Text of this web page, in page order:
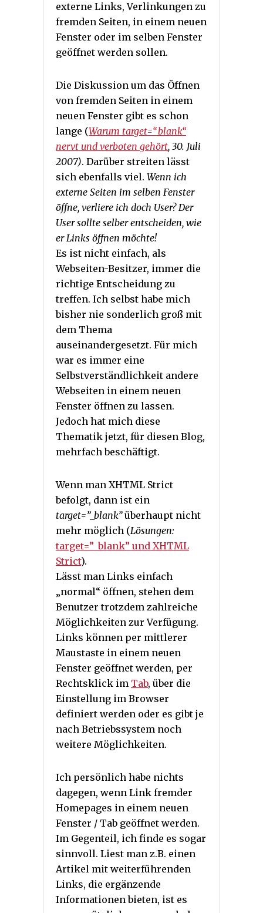
externe Links, Verlinkungen zu
fremden Seiten, in einem neuen
Fenster oder im selben Fenster
geöffnet werden sollen.
Die Diskussion um das Öffnen
von fremden Seiten in einem
neuen Fenster gibt es schon
lange (Warum target=“_blank“
nervt und verboten gehört, 30. Juli
2007). Darüber streiten lässt
sich ebenfalls viel. Wenn ich
externe Seiten im selben Fenster
öffne, verliere ich doch User? Der
User sollte selber entscheiden, wie
er Links öffnen möchte!
Es ist nicht einfach, als
Webseiten-Besitzer, immer die
richtige Entscheidung zu
treffen. Ich selbst habe mich
bisher nie sonderlich groß mit
dem Thema
auseinandergesetzt. Für mich
war es immer eine
Selbstverständlichkeit andere
Webseiten in einem neuen
Fenster öffnen zu lassen.
Jedoch hat mich diese
Thematik jetzt, für diesen Blog,
mehrfach beschäftigt.
Wenn man XHTML Strict
befolgt, dann ist ein
target=”_blank”überhaupt nicht
mehr möglich (Lösungen:
target=”_blank” und XHTML
Strict).
Lässt man Links einfach
„normal“ öffnen, stehen dem
Benutzer trotzdem zahlreiche
Möglichkeiten zur Verfügung.
Links können per mittlerer
Maustaste in einem neuen
Fenster geöffnet werden, per
Rechtsklick im Tab, über die
Einstellung im Browser
definiert werden oder es gibt je
nach Betriebssystem noch
weitere Möglichkeiten.
Ich persönlich habe nichts
dagegen, wenn Link fremder
Homepages in einem neuen
Fenster / Tab geöffnet werden.
Im Gegenteil, ich finde es sogar
sinnvoll. Liest man z.B. einen
Artikel mit weiterführenden
Links, die ergänzende
Informationen bieten, ist es